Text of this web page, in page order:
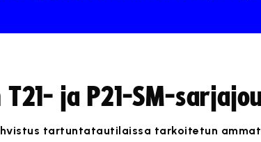
ja P21-SM-
tartuntatautilaissa tarkoitetun